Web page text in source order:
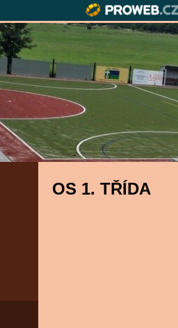
OS 1. TŘÍDA